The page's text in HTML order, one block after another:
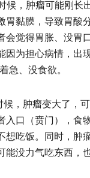
候，肿瘤可能刚长
胃黏膜，导致胃酸
会觉得胃胀、没胃
因为担心病情，出
急、没食欲。
候，肿瘤变大了，
入口（贲门），食
想吃饭。同时，肿
能没力气吃东西，